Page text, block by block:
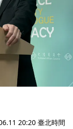
20:20 臺北時間